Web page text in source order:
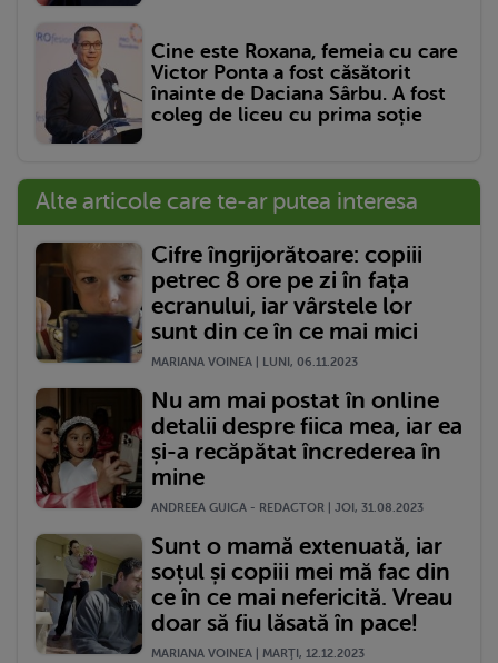
Cine este Roxana, femeia cu care
Victor Ponta a fost căsătorit
înainte de Daciana Sârbu. A fost
coleg de liceu cu prima soție
Alte articole care te-ar putea interesa
Cifre îngrijorătoare: copiii
petrec 8 ore pe zi în fața
ecranului, iar vârstele lor
sunt din ce în ce mai mici
MARIANA VOINEA | LUNI, 06.11.2023
Nu am mai postat în online
detalii despre fiica mea, iar ea
și-a recăpătat încrederea în
mine
ANDREEA GUICA - REDACTOR | JOI, 31.08.2023
Sunt o mamă extenuată, iar
soțul și copiii mei mă fac din
ce în ce mai nefericită. Vreau
doar să fiu lăsată în pace!
MARIANA VOINEA | MARŢI, 12.12.2023